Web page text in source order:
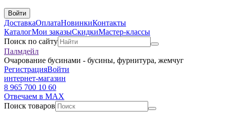
Войти
ДоставкаОплатаНовинкиКонтакты
КаталогМои заказыСкидкиМастер-классы
Поиск по сайту
Палмдейл
Очарование бусинами - бусины, фурнитура, жемчуг
РегистрацияВойти
интернет-магазин
8 965 700 10 60
Отвечаем в MAX
Поиск товаров